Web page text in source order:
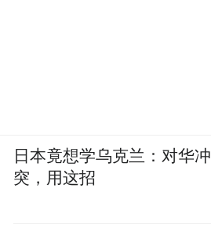
日本竟想学乌克兰：对华冲
突，用这招